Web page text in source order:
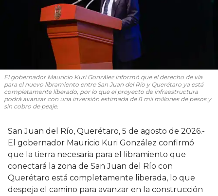
El gobernador Mauricio Kuri González informó que el derecho de vía
para el nuevo libramiento entre San Juan del Río y Querétaro ya está
completamente liberado, por lo que el proyecto de infraestructura
podrá avanzar con una inversión estimada de 8 mil millones de pesos y
sin cobro de peaje.
San Juan del Río, Querétaro, 5 de agosto de 2026.-
El gobernador Mauricio Kuri González confirmó
que la tierra necesaria para el libramiento que
conectará la zona de San Juan del Río con
Querétaro está completamente liberada, lo que
despeja el camino para avanzar en la construcción